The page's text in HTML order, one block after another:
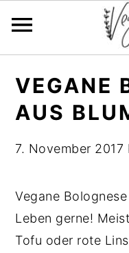
primary
main
primary
VEGANE
AUS
7. November 2017
Vegane
Leben gerne!
Tofu oder rote